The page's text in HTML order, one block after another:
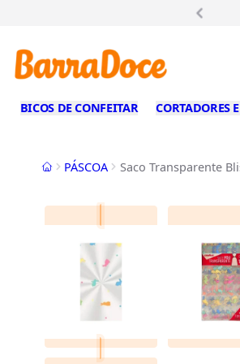
BICOS DE CONFEITAR CORTADORES
InícioPÁSCOA Saco Transparente